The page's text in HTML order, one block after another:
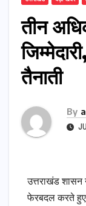
तीन
तैनाती
By
उत्तराखंड शासन
फेरबदल करते हुए